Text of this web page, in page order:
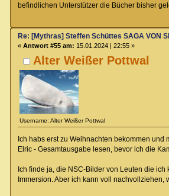
befindlichen Unterstützer die Bücher bisher
Alter Weißer Pottwal
Username: Alter Weißer Pottwal
Re: [Mythras] Steffen Schüttes SAGA VON
« Antwort #55 am: 15.01.2024 | 22:55 »
Ich habs erst zu Weihnachten bekommen und
Elric - Gesamtausgabe lesen, bevor ich die
Ich finde ja, die NSC-Bilder von Leuten die ich
Immersion. Aber ich kann voll nachvollziehen,